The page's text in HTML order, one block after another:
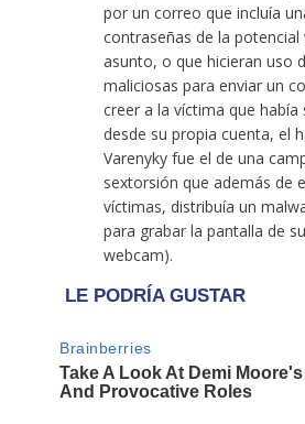
por un correo que incluía
contraseñas de la potencial
asunto, o que hicieran uso
maliciosas para enviar un
creer a la víctima que había
desde su propia cuenta, el
Varenykyfue el de una
sextorsión que además de
víctimas, distribuía un
para grabar la pantalla de
webcam).